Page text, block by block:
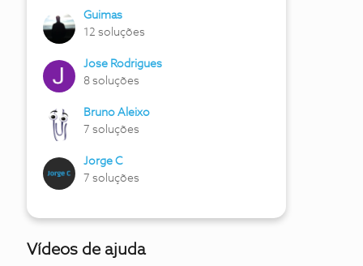
Guimas
12 soluções
Jose Rodrigues
8 soluções
Bruno Aleixo
7 soluções
Jorge C
7 soluções
Vídeos de ajuda